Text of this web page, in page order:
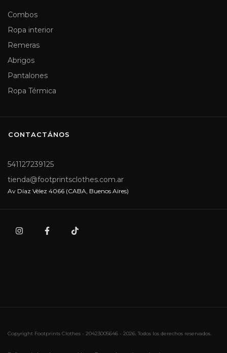
Combos
Ropa interior
Remeras
Abrigos
Pantalones
Ropa Térmica
CONTACTÁNOS
541127239125
tienda@footprintsclothes.com.ar
Av Díaz Vélez 4066 (CABA, Buenos Aires)
Copyright Footprints Clothes - 20423005646 - 2026. Todos los derechos reservados.